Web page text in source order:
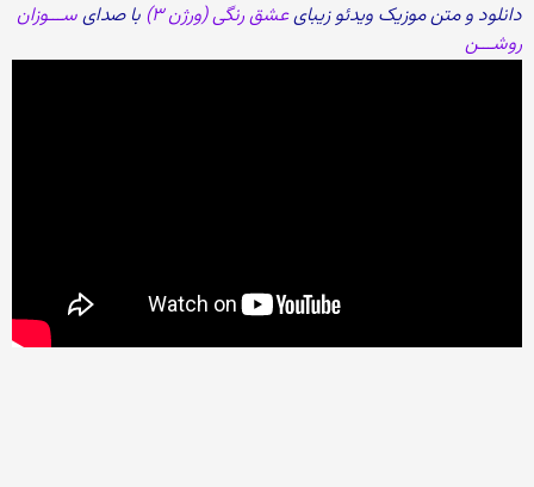
دانلود و متن موزیک ویدئو زیبایعشق رنگی (ورژن ۳) با صدایســـوزان
روشـــن